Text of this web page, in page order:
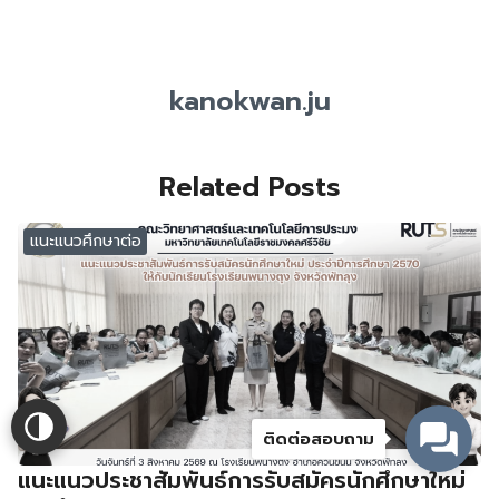
kanokwan.ju
Related Posts
แนะแนวศึกษาต่อ
แนะแนวประชาสัมพันธ์การรับสมัครนักศึกษาใหม่
ติดต่อสอบถาม